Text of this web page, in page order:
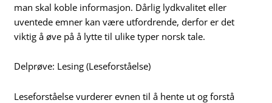
man skal koble informasjon. Dårlig lydkvalitet eller
uventede emner kan være utfordrende, derfor er det
viktig å øve på å lytte til ulike typer norsk tale.
Delprøve: Lesing (Leseforståelse)
Leseforståelse vurderer evnen til å hente ut og forstå